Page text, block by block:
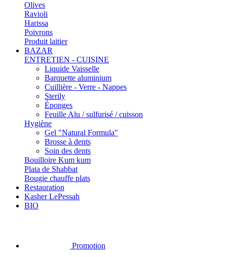
Olives
Ravioli
Harissa
Poivrons
Produit laitier
BAZAR
ENTRETIEN - CUISINE
Liquide Vaisselle
Barquette aluminium
Cuillière - Verre - Nappes
Sterily
Éponges
Feuille Alu / sulfurisé / cuisson
Hygiène
Gel "Natural Formula"
Brosse à dents
Soin des dents
Bouilloire Kum kum
Plata de Shabbat
Bougie chauffe plats
Restauration
Kasher LePessah
BIO
Promotion